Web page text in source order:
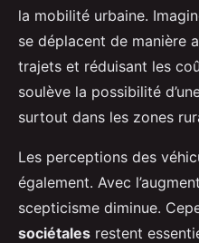
la mobilité urbaine.
se déplacent de manière
trajets et réduisant les
soulève la possibilité
surtout dans les zones
Les perceptions des
également. Avec
scepticisme diminue.
sociétales restent